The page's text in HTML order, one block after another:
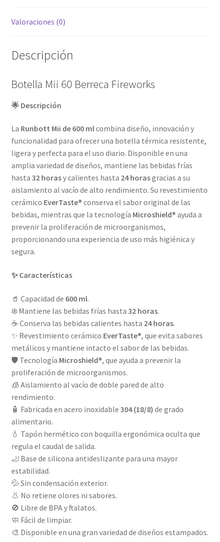
Valoraciones (0)
Descripción
Botella Mii 60 Berreca Fireworks
🌟 Descripción
La Runbott Mii de 600 mlcombina diseño, innovación y
funcionalidad para ofrecer una botella térmica resistente,
ligera y perfecta para el uso diario. Disponible en una
amplia variedad de diseños, mantiene las bebidas frías
hasta 32 horasy calientes hasta 24 horasgracias a su
aislamiento al vacío de alto rendimiento. Su revestimiento
cerámico EverTaste® conserva el sabor original de las
bebidas, mientras que la tecnología Microshield® ayuda a
prevenir la proliferación de microorganismos,
proporcionando una experiencia de uso más higiénica y
segura.
✨ Características
🥤 Capacidad de 600 ml.
❄️ Mantiene las bebidas frías hasta 32 horas.
☕ Conserva las bebidas calientes hasta 24 horas.
✨ Revestimiento cerámico EverTaste®, que evita sabores
metálicos y mantiene intacto el sabor de las bebidas.
🛡️ Tecnología Microshield®, que ayuda a prevenir la
proliferación de microorganismos.
🧊 Aislamiento al vacío de doble pared de alto
rendimiento.
🧴 Fabricada en acero inoxidable 304 (18/8) de grado
alimentario.
💧 Tapón hermético con boquilla ergonómica oculta que
regula el caudal de salida.
🦶 Base de silicona antideslizante para una mayor
estabilidad.
💦 Sin condensación exterior.
👃 No retiene olores ni sabores.
🚫 Libre de BPA y ftalatos.
🧼 Fácil de limpiar.
🎨 Disponible en una gran variedad de diseños estampados.